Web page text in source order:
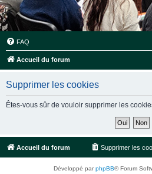
FAQ
Accueil du forum
Supprimer les cookies
Êtes-vous sûr de vouloir supprimer les
Accueil du forum Supprimer les
Développé parphpBB® Forum